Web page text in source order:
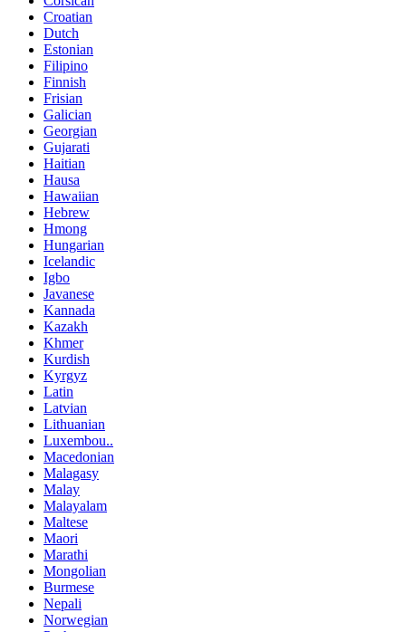
Croatian
Dutch
Estonian
Filipino
Finnish
Frisian
Galician
Georgian
Gujarati
Haitian
Hausa
Hawaiian
Hebrew
Hmong
Hungarian
Icelandic
Igbo
Javanese
Kannada
Kazakh
Khmer
Kurdish
Kyrgyz
Latin
Latvian
Lithuanian
Luxembou..
Macedonian
Malagasy
Malay
Malayalam
Maltese
Maori
Marathi
Mongolian
Burmese
Nepali
Norwegian